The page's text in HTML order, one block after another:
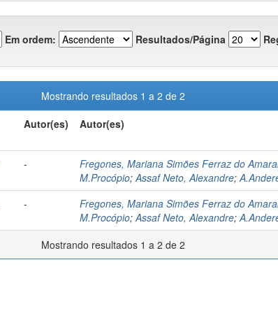
Em ordem: Resultados/Página
Mostrando resultados 1 a 2 de 2
Autor(es) Autor(es)
- Fregones, Mariana Simões Ferraz do
M.Procópio; Assaf Neto, Alexandre;
- Fregones, Mariana Simões Ferraz do
M.Procópio; Assaf Neto, Alexandre;
Mostrando resultados 1 a 2 de 2